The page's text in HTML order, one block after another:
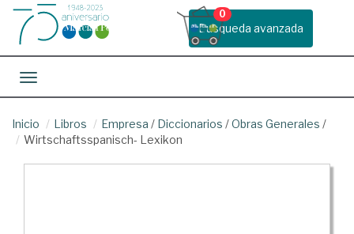
Busqueda avanzada
0
Toggle navigation
Inicio Libros Empresa / Diccionarios /Obras Generales /
Wirtschaftsspanisch- Lexikon